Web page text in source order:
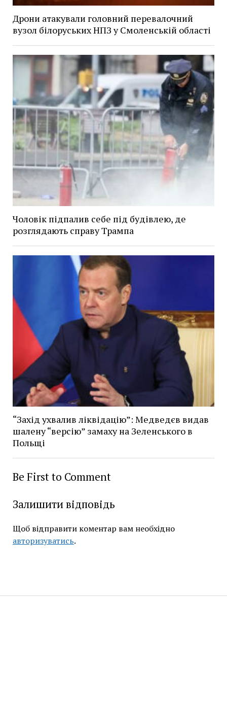
Дрони атакували головний перевалочний
вузол білоруських НПЗ у Смоленській області
Чоловік підпалив себе під будівлею, де
розглядають справу Трампа
“Захід ухвалив ліквідацію”: Медведєв видав
шалену “версію” замаху на Зеленського в
Польщі
Be First to Comment
Залишити відповідь
Щоб відправити коментар вам необхідно
авторизуватись.